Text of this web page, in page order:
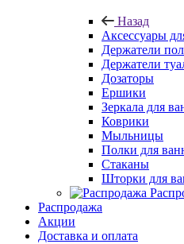
Назад
Аксессуары
Держатели
Держатели
Дозаторы
Ершики
Зеркала для
Коврики
Мыльницы
Полки для
Стаканы
Шторки для
Распродажа
Акции
Доставка и оплата